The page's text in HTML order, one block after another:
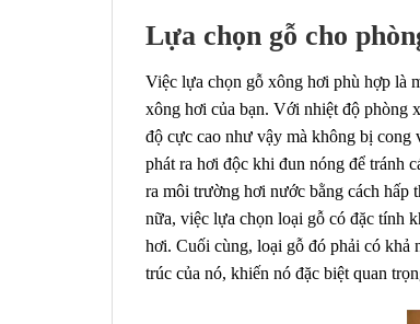
Lựa chọn gỗ cho
Việc lựa chọn gỗ xông hơi phù hợp là
xông hơi của bạn. Với nhiệt độ phòng
độ cực cao như vậy mà không bị
phát ra hơi độc khi đun nóng để tránh
ra môi trường hơi nước bằng cách hấp
nữa, việc lựa chọn loại gỗ có đặc tính
hơi. Cuối cùng, loại gỗ đó phải có khả
trúc của nó, khiến nó đặc biệt quan